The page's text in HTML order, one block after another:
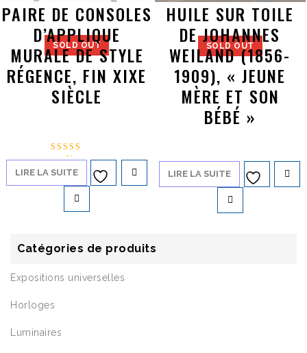
SOLD OUT
PAIRE DE CONSOLES
D’APPLIQUE
MURALE DE STYLE
RÉGENCE, FIN XIXE
SIÈCLE
Note
5.00
sur 5
LIRE LA SUITE
SOLD OUT
HUILE SUR TOILE
DE JOHANNES
WEILAND (1856-
1909), « JEUNE
MÈRE ET SON
BÉBÉ »
LIRE LA SUITE
Catégories de produits
Expositions universelles
Horloges
Luminaires